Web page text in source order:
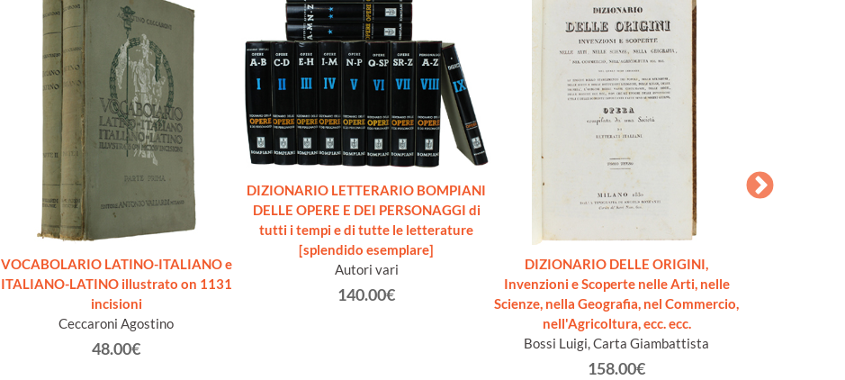
VOCABOLARIO LATINO-ITALIANO e
ITALIANO-LATINO illustrato on 1131
incisioni
Ceccaroni Agostino
48.00€
DIZIONARIO LETTERARIO BOMPIANI
DELLE OPERE E DEI PERSONAGGI di
tutti i tempi e di tutte le letterature
[splendido esemplare]
Autori vari
140.00€
DIZIONARIO DELLE ORIGINI,
Invenzioni e Scoperte nelle Arti, nelle
Scienze, nella Geografia, nel Commercio,
nell'Agricoltura, ecc. ecc.
Bossi Luigi, Carta Giambattista
158.00€